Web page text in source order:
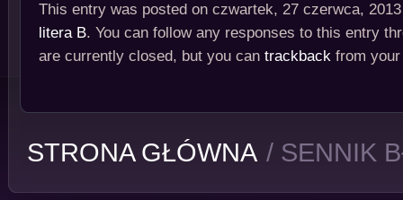
This entry was posted on czwartek, 27 czerwca,
litera B. You can follow any responses to this entry
are currently closed, but you can trackback from
STRONA GŁÓWNA / SENNIK